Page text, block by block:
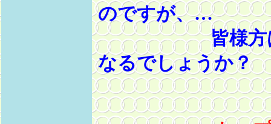
のですが、…
皆様方は、
なるでしょうか？